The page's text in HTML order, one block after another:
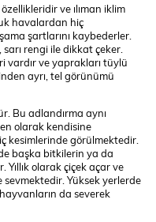
ve ılıman iklim
havalardan hiç
şartlarını kaybederler.
rengi ile dikkat çeker.
vardır ve yaprakları tüylü
ayrı, tel görünümü
Bu adlandırma aynı
olarak kendisine
kesimlerinde görülmektedir.
başka bitkilerin ya da
olarak çiçek açar ve
sevmektedir. Yüksek yerlerde
da severek